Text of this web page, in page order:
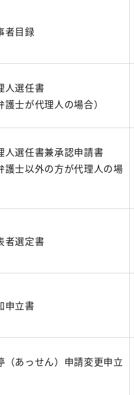
者目録
人選任書
護士が代理人の場合）
人選任書兼承認申請書
護士以外の方が代理人の場
者選定書
申立書
（あっせん）申請変更申立